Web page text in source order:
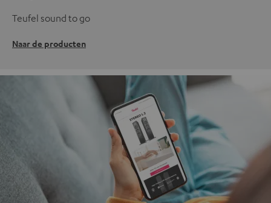
Teufel sound to go
Naar de producten